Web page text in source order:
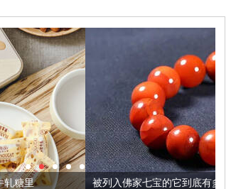
被列入佛家七宝的它到底有多美？